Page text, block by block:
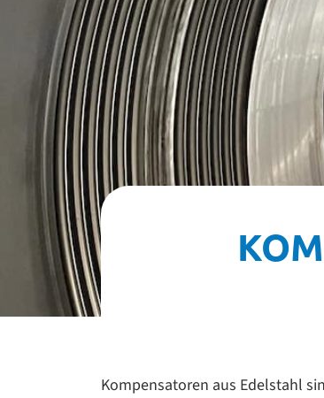
Kompensatoren aus Edelstahl